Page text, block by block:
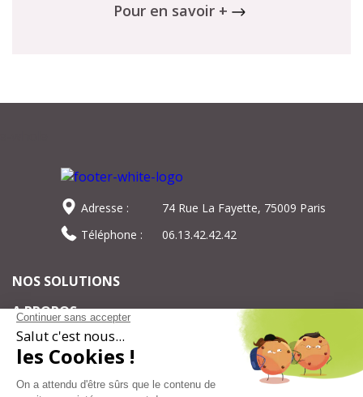
Pour en savoir +
Adresse :
74 Rue La Fayette, 75009 Paris
Téléphone :
06.13.42.42.42
NOS SOLUTIONS
A PROPOS
Pour ne rien manquer de notre actualité,
inscrivez-vous à notre newsletter et suivez
nos événements.